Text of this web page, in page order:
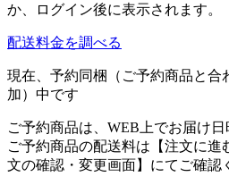
か、ログイン後に表示されます。
配送料金を調べる
現在、予約同梱（ご予約商品と合
加）中です
ご予約商品は、WEB上でお届け日
ご予約商品の配送料は【注文に進
文の確認・変更画面】にてご確認